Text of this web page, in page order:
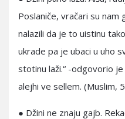
Poslaniče, vračari su nam
nalazili da je to uistinu
ukrade pa je ubaci u uho
stotinu laži.“ -odgovorio je
alejhi ve sellem. (Muslim,
● Džini ne znaju gajb.